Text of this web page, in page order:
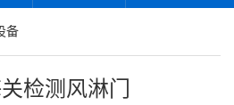
备
检测风淋门